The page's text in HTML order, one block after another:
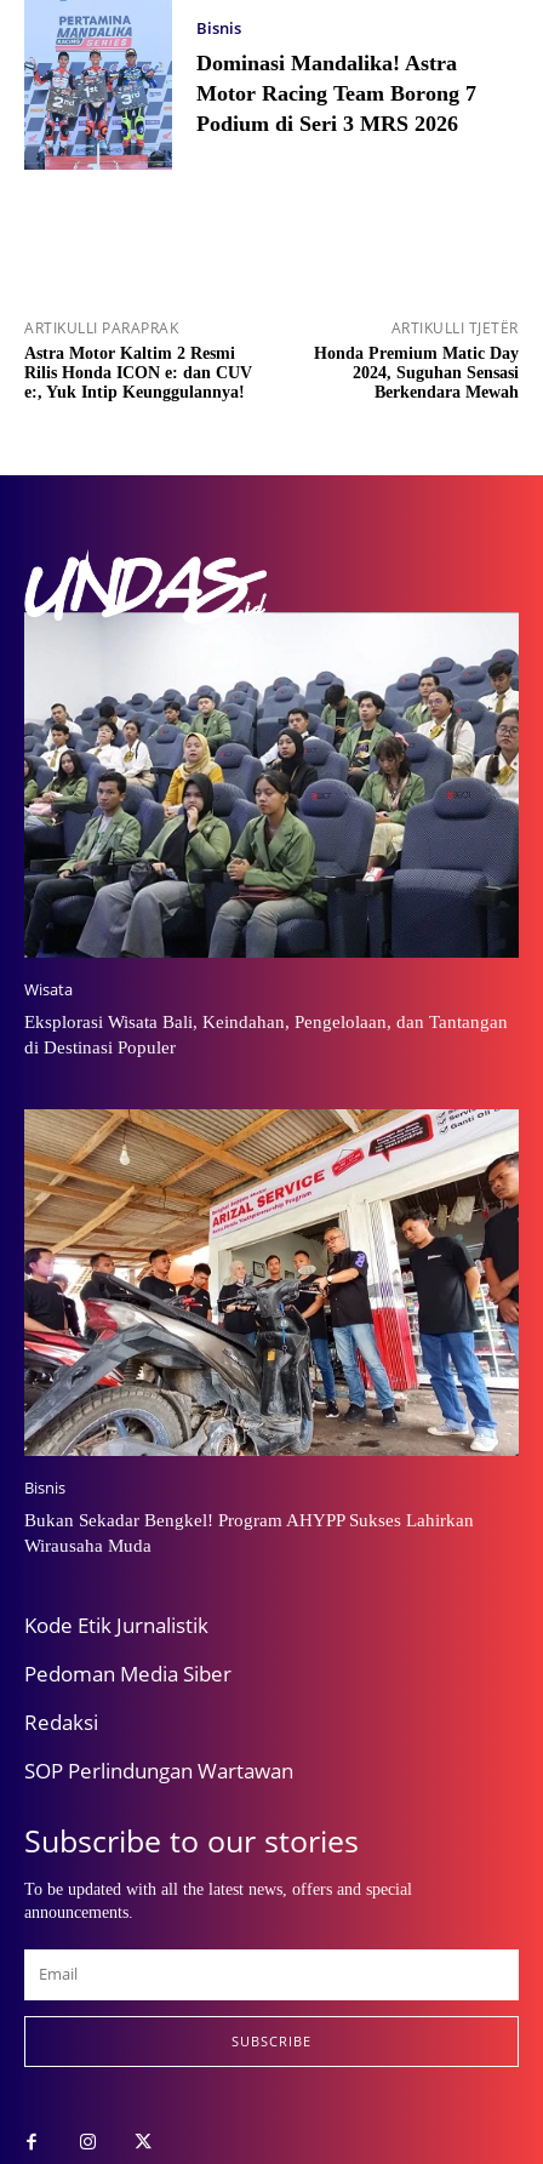
Bisnis
Dominasi Mandalika! Astra
Motor Racing Team Borong 7
Podium di Seri 3 MRS 2026
ARTIKULLI PARAPRAK
Astra Motor Kaltim 2 Resmi
Rilis Honda ICON e: dan CUV
e:, Yuk Intip Keunggulannya!
ARTIKULLI TJETËR
Honda Premium Matic Day
2024, Suguhan Sensasi
Berkendara Mewah
Wisata
Eksplorasi Wisata Bali, Keindahan, Pengelolaan, dan Tantangan
di Destinasi Populer
Bisnis
Bukan Sekadar Bengkel! Program AHYPP Sukses Lahirkan
Wirausaha Muda
Kode Etik Jurnalistik
Pedoman Media Siber
Redaksi
SOP Perlindungan Wartawan
Subscribe to our stories
To be updated with all the latest news, offers and special
announcements.
SUBSCRIBE